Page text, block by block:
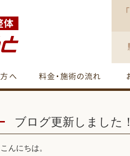
ブログ更新しました！
こんにちは。